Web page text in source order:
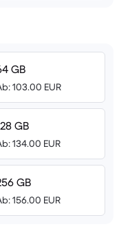
GB
103.00 EUR
GB
134.00 EUR
GB
156.00 EUR